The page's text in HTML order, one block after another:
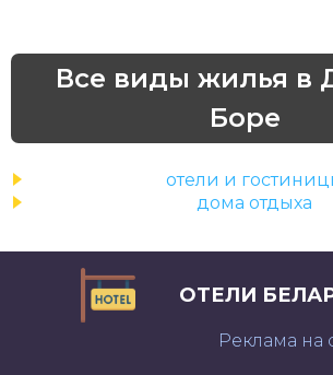
Все виды жилья в
Боре
отели и
дома отдыха
ОТЕЛИ
Реклама на